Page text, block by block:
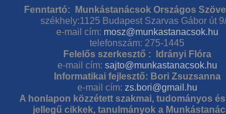
Fenntartó: Munkástanácsok Országos
székhely:1125 Budapest Szarvas Gábor út
e-mail cím: mosz@munkastanacsok.hu
telefonszám: 275-1445
Felelős szerkesztő : Idrányi Flóra
e-mail cím: sajto@munkastanacsok.hu
Informatikai fejlesztő: Bori Zsuzsanna
e-mail cím: zs.bori@gmail.hu
A honlapon közzétett szakmai, tudományos
jellegű cikkek, tanulmányok a